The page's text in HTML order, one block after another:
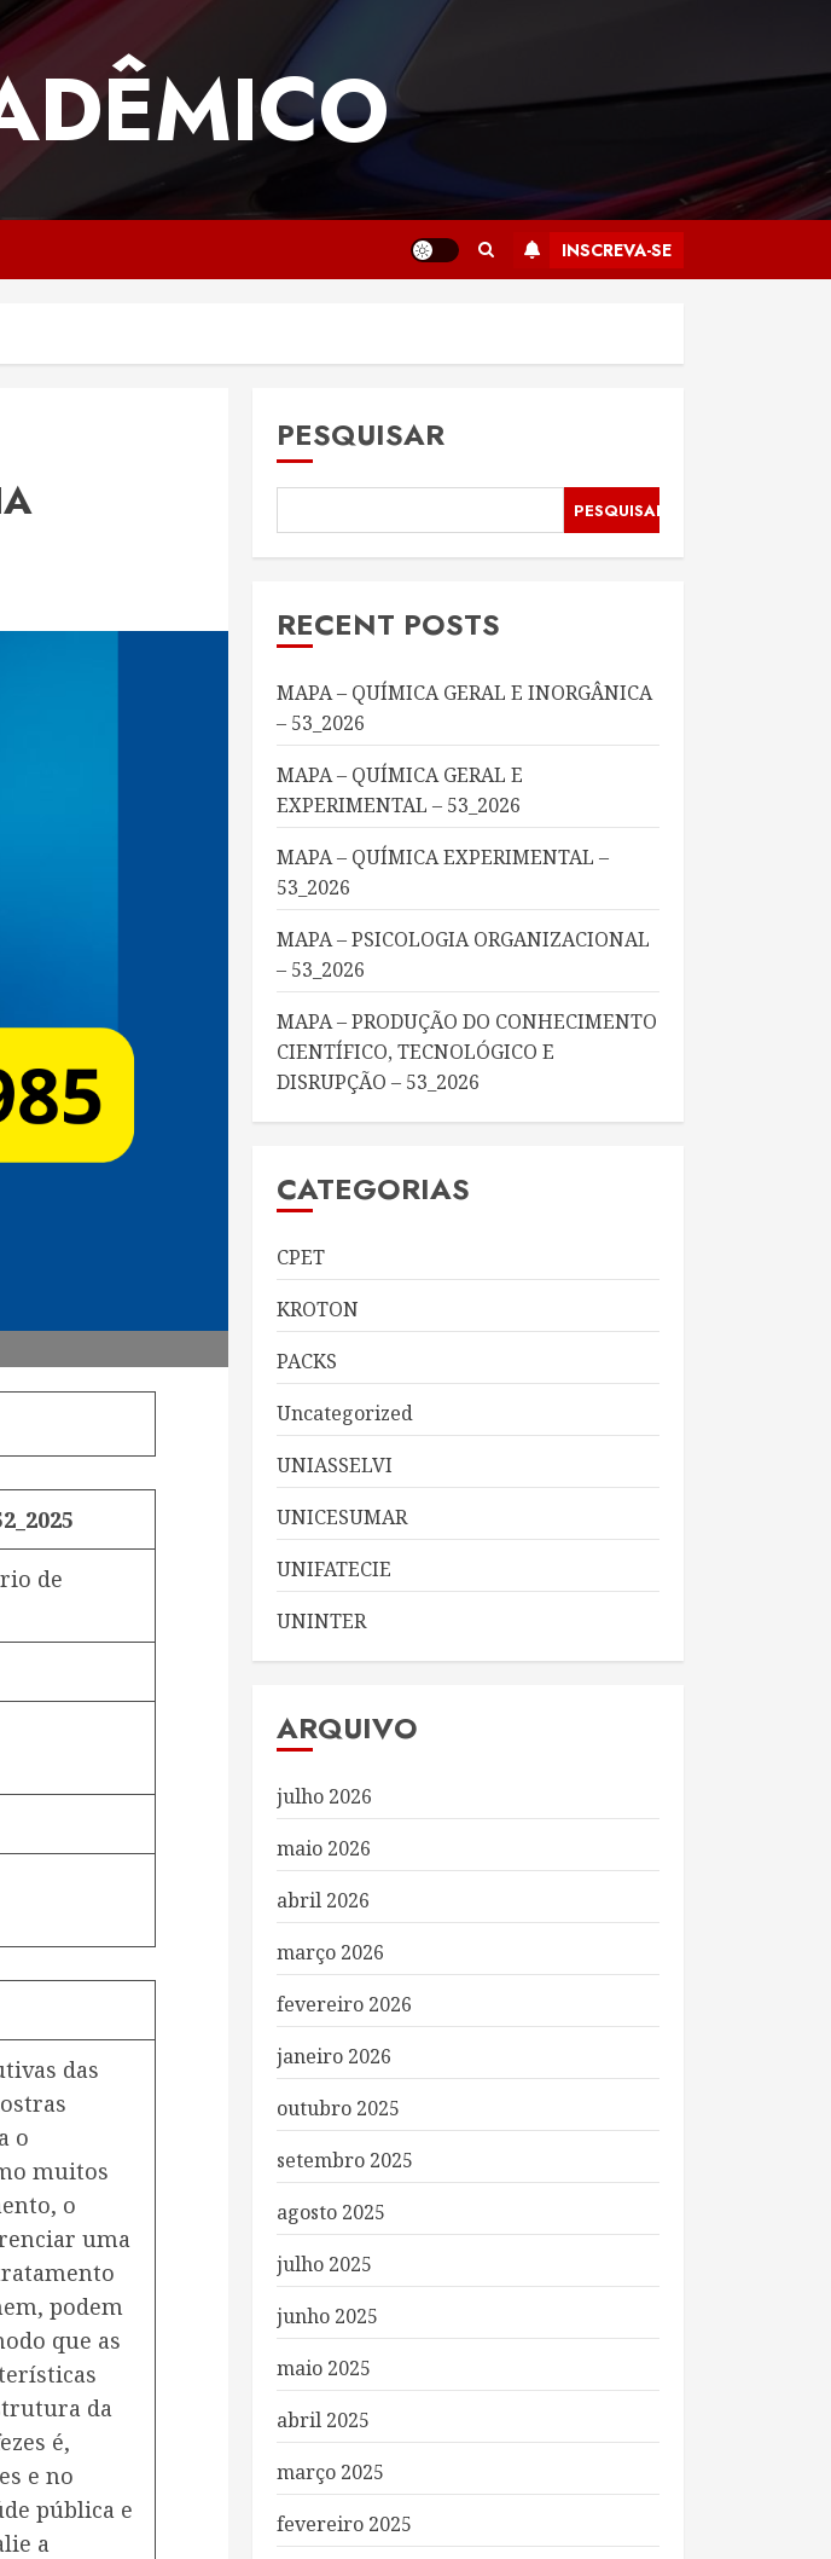
INSCREVA-SE
de
das
o
muitos
o
uma
podem
que as
da
é,
e no
pública e
a
PESQUISAR
PESQUISAR
RECENT POSTS
MAPA – QUÍMICA GERAL E INORGÂNICA
– 53_2026
MAPA – QUÍMICA GERAL E
EXPERIMENTAL – 53_2026
MAPA – QUÍMICA EXPERIMENTAL –
53_2026
MAPA – PSICOLOGIA ORGANIZACIONAL
– 53_2026
MAPA – PRODUÇÃO DO CONHECIMENTO
CIENTÍFICO, TECNOLÓGICO E
DISRUPÇÃO – 53_2026
CATEGORIAS
CPET
KROTON
PACKS
Uncategorized
UNIASSELVI
UNICESUMAR
UNIFATECIE
UNINTER
ARQUIVO
julho 2026
maio 2026
abril 2026
março 2026
fevereiro 2026
janeiro 2026
outubro 2025
setembro 2025
agosto 2025
julho 2025
junho 2025
maio 2025
abril 2025
março 2025
fevereiro 2025